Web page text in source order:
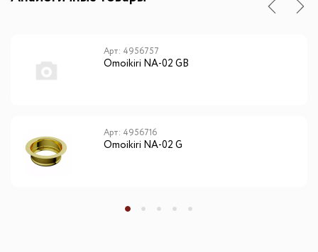
Арт: 4956757
Omoikiri NA-02 GB
Арт: 4956716
Omoikiri NA-02 G